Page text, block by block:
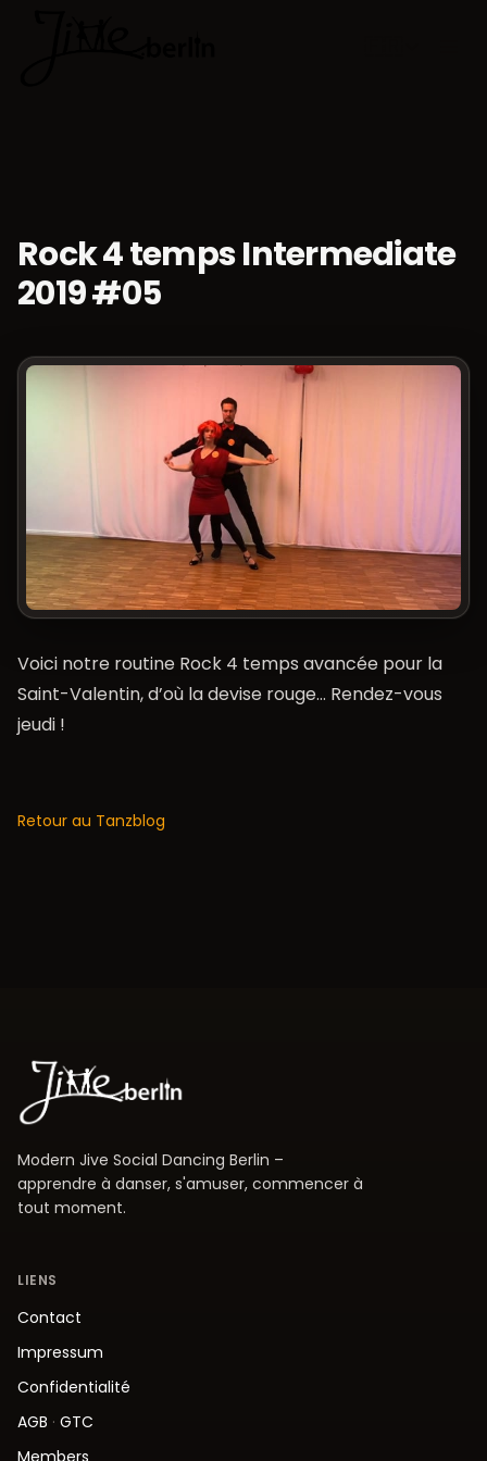
Rock 4 temps Intermediate
2019 #05
Voici notre routine Rock 4 temps avancée pour la
Saint-Valentin, d’où la devise rouge… Rendez-vous
jeudi !
Retour au Tanzblog
Modern Jive Social Dancing Berlin –
apprendre à danser, s'amuser, commencer à
tout moment.
LIENS
Contact
Impressum
Confidentialité
AGB · GTC